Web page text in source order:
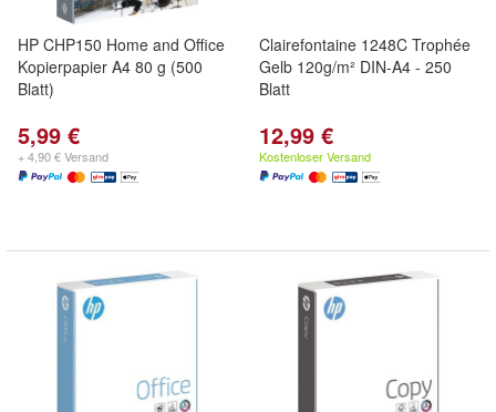
HP CHP150 Home and Office
Kopierpapier A4 80 g (500
Blatt)
5,99 €
+ 4,90 € Versand
Clairefontaine 1248C Trophée
Gelb 120g/m² DIN-A4 - 250
Blatt
12,99 €
Kostenloser Versand